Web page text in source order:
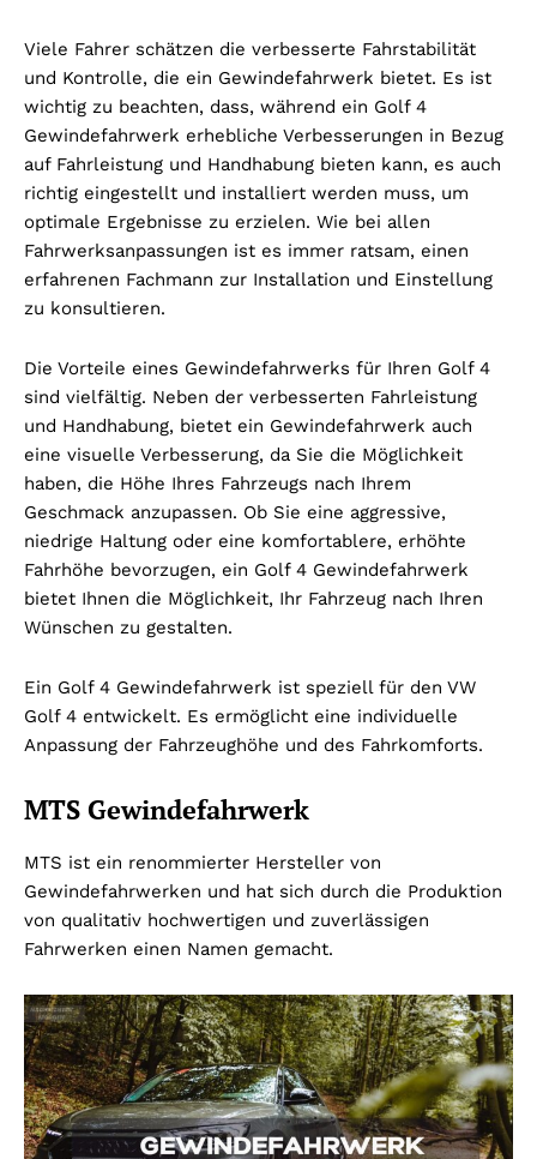
Viele Fahrer schätzen die verbesserte Fahrstabilität
und Kontrolle, die ein Gewindefahrwerk bietet. Es ist
wichtig zu beachten, dass, während ein Golf 4
Gewindefahrwerk erhebliche Verbesserungen in Bezug
auf Fahrleistung und Handhabung bieten kann, es auch
richtig eingestellt und installiert werden muss, um
optimale Ergebnisse zu erzielen. Wie bei allen
Fahrwerksanpassungen ist es immer ratsam, einen
erfahrenen Fachmann zur Installation und Einstellung
zu konsultieren.
Die Vorteile eines Gewindefahrwerks für Ihren Golf 4
sind vielfältig. Neben der verbesserten Fahrleistung
und Handhabung, bietet ein Gewindefahrwerk auch
eine visuelle Verbesserung, da Sie die Möglichkeit
haben, die Höhe Ihres Fahrzeugs nach Ihrem
Geschmack anzupassen. Ob Sie eine aggressive,
niedrige Haltung oder eine komfortablere, erhöhte
Fahrhöhe bevorzugen, ein Golf 4 Gewindefahrwerk
bietet Ihnen die Möglichkeit, Ihr Fahrzeug nach Ihren
Wünschen zu gestalten.
Ein Golf 4 Gewindefahrwerk ist speziell für den VW
Golf 4 entwickelt. Es ermöglicht eine individuelle
Anpassung der Fahrzeughöhe und des Fahrkomforts.
MTS Gewindefahrwerk
MTS ist ein renommierter Hersteller von
Gewindefahrwerken und hat sich durch die Produktion
von qualitativ hochwertigen und zuverlässigen
Fahrwerken einen Namen gemacht.